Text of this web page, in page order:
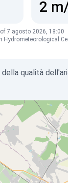
2
7 agosto 2026, 18:00
Hydrometeorological
qualità